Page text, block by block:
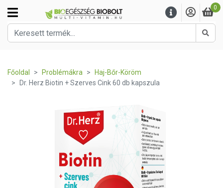
0
Főoldal Problémákra
Haj-Bőr-Köröm
Dr. Herz Biotin + Szerves Cink 60 db kapszula